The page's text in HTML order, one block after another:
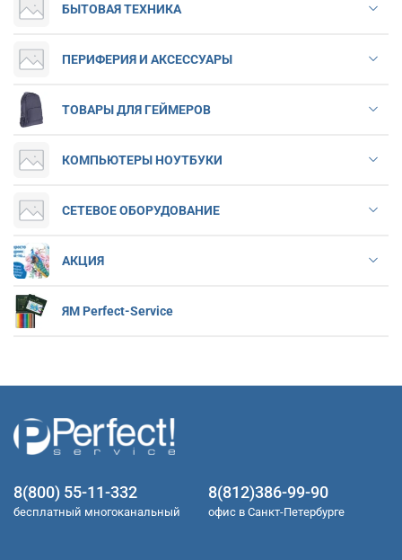
БЫТОВАЯ ТЕХНИКА
ПЕРИФЕРИЯ И АКСЕССУАРЫ
ТОВАРЫ ДЛЯ ГЕЙМЕРОВ
КОМПЬЮТЕРЫ НОУТБУКИ
СЕТЕВОЕ ОБОРУДОВАНИЕ
АКЦИЯ
ЯМ Perfect-Service
8(800) 55-11-332
бесплатный многоканальный
8(812)386-99-90
офис в Санкт-Петербурге